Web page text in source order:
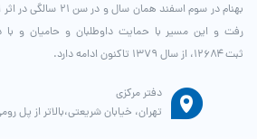
بهنام در سوم اسفند
رفت و این مسیر با حمایت داوطلبان و حامیان و با
ثبت ۱۲۶۸۴، از سال ۱۳۷۹ تاکنون ادامه دارد.
دفتر مرکزی
تهران، خیابان شریعتی،بالاتر از پل